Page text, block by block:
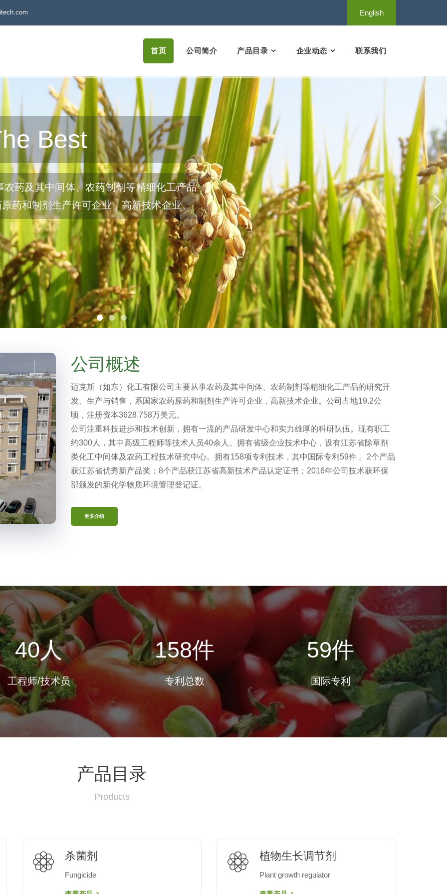
English
首页 公司简介 产品目录 企业动态 联系我们
Best
药及其中间体、农药制剂等精细化工产品
药和制剂生产许可企业，高新技术企业。
公司概述
迈克斯（如东）化工有限公司主要从事农药及其中间体、农药制剂等精细化工产品的研究开
发、生产与销售，系国家农药原药和制剂生产许可企业，高新技术企业。公司占地19.2公
顷，注册资本3628.758万美元。
公司注重科技进步和技术创新，拥有一流的产品研发中心和实力雄厚的科研队伍。现有职工
约300人，其中高级工程师等技术人员40余人。拥有省级企业技术中心，设有江苏省除草剂
类化工中间体及农药工程技术研究中心。拥有158项专利技术，其中国际专利59件 。2个产品
获江苏省优秀新产品奖；8个产品获江苏省高新技术产品认定证书；2016年公司技术获环保
部颁发的新化学物质环境管理登记证。
更多介绍
40人
工程师/技术员
158件
专利总数
59件
国际专利
产品目录
Products
杀菌剂
Fungicide
植物生长调节剂
Plant growth regulator